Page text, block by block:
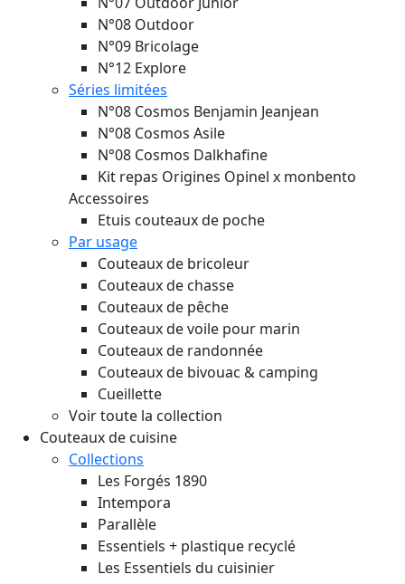
N°08 Outdoor
N°09 Bricolage
N°12 Explore
Séries limitées
N°08 Cosmos Benjamin Jeanjean
N°08 Cosmos Asile
N°08 Cosmos Dalkhafine
Kit repas Origines Opinel x monbento
Accessoires
Etuis couteaux de poche
Par usage
Couteaux de bricoleur
Couteaux de chasse
Couteaux de pêche
Couteaux de voile pour marin
Couteaux de randonnée
Couteaux de bivouac & camping
Cueillette
Voir toute la collection
Couteaux de cuisine
Collections
Les Forgés 1890
Intempora
Parallèle
Essentiels + plastique recyclé
Les Essentiels du cuisinier